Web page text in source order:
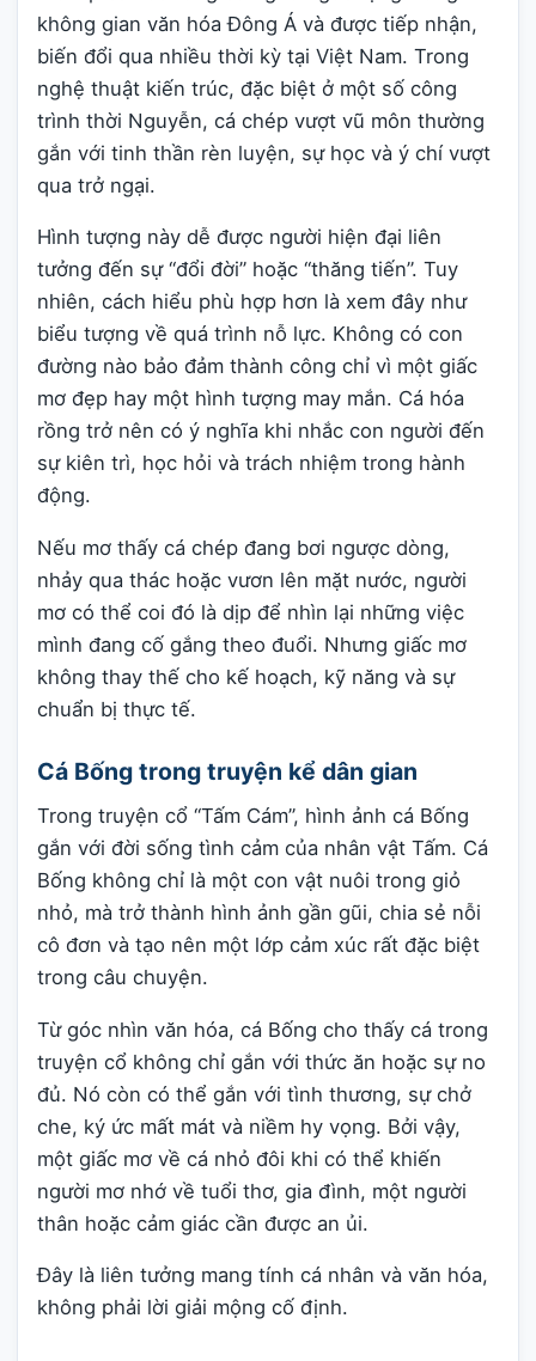
không gian văn hóa Đông Á và được tiếp nhận,
biến đổi qua nhiều thời kỳ tại Việt Nam. Trong
nghệ thuật kiến trúc, đặc biệt ở một số công
trình thời Nguyễn, cá chép vượt vũ môn thường
gắn với tinh thần rèn luyện, sự học và ý chí vượt
qua trở ngại.
Hình tượng này dễ được người hiện đại liên
tưởng đến sự “đổi đời” hoặc “thăng tiến”. Tuy
nhiên, cách hiểu phù hợp hơn là xem đây như
biểu tượng về quá trình nỗ lực. Không có con
đường nào bảo đảm thành công chỉ vì một giấc
mơ đẹp hay một hình tượng may mắn. Cá hóa
rồng trở nên có ý nghĩa khi nhắc con người đến
sự kiên trì, học hỏi và trách nhiệm trong hành
động.
Nếu mơ thấy cá chép đang bơi ngược dòng,
nhảy qua thác hoặc vươn lên mặt nước, người
mơ có thể coi đó là dịp để nhìn lại những việc
mình đang cố gắng theo đuổi. Nhưng giấc mơ
không thay thế cho kế hoạch, kỹ năng và sự
chuẩn bị thực tế.
Cá Bống trong truyện kể dân gian
Trong truyện cổ “Tấm Cám”, hình ảnh cá Bống
gắn với đời sống tình cảm của nhân vật Tấm. Cá
Bống không chỉ là một con vật nuôi trong giỏ
nhỏ, mà trở thành hình ảnh gần gũi, chia sẻ nỗi
cô đơn và tạo nên một lớp cảm xúc rất đặc biệt
trong câu chuyện.
Từ góc nhìn văn hóa, cá Bống cho thấy cá trong
truyện cổ không chỉ gắn với thức ăn hoặc sự no
đủ. Nó còn có thể gắn với tình thương, sự chở
che, ký ức mất mát và niềm hy vọng. Bởi vậy,
một giấc mơ về cá nhỏ đôi khi có thể khiến
người mơ nhớ về tuổi thơ, gia đình, một người
thân hoặc cảm giác cần được an ủi.
Đây là liên tưởng mang tính cá nhân và văn hóa,
không phải lời giải mộng cố định.